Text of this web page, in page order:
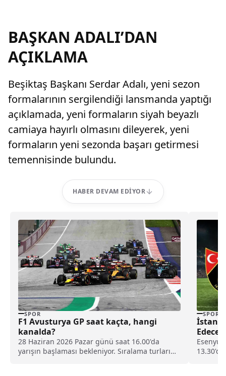
BAŞKAN ADALI’DAN
AÇIKLAMA
Beşiktaş Başkanı Serdar Adalı, yeni sezon
formalarının sergilendiği lansmanda yaptığı
açıklamada, yeni formaların siyah beyazlı
camiaya hayırlı olmasını dileyerek, yeni
formaların yeni sezonda başarı getirmesi
temennisinde bulundu.
HABER DEVAM EDIYOR
SPOR
F1 Avusturya GP saat kaçta, hangi
kanalda?
28 Haziran 2026 Pazar günü saat 16.00'da
yarışın başlaması bekleniyor. Sıralama turları
SPOR
Edecek